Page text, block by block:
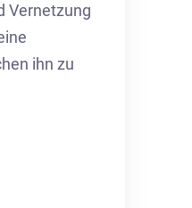
Vernetzung
ihn zu